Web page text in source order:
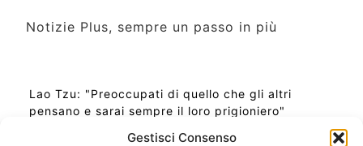
Gestisci Consenso
Notizie Plus, sempre un passo in più
Lao Tzu: "Preoccupati di quello che gli altri
pensano e sarai sempre il loro prigioniero"